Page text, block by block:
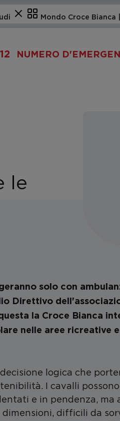
NUMERO
le
solo con
Direttivo
la Croce Bianca
nelle aree ricreative
logica che
I cavalli
e in pendenza, ma
difficili da